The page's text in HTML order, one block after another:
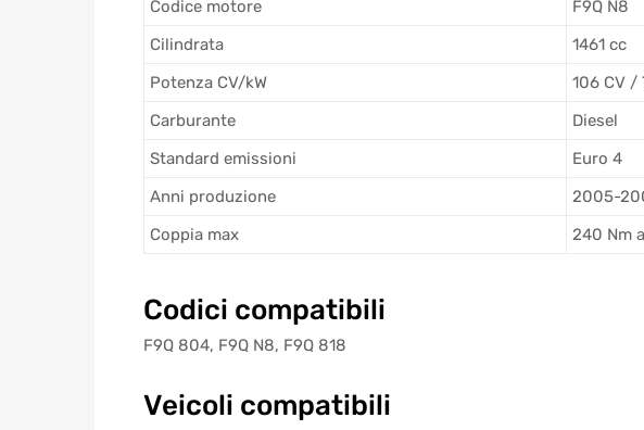
Codice motore
F9Q N8
Cilindrata
1461 cc
Potenza CV/kW
106 CV /
Carburante
Diesel
Standard emissioni
Euro 4
Anni produzione
2005-
Coppia max
240 Nm
Codici compatibili
F9Q 804, F9Q N8, F9Q 818
Veicoli compatibili